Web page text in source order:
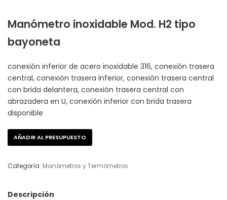
Manómetro inoxidable Mod. H2 tipo
bayoneta
conexión inferior de acero inoxidable 316, conexión trasera
central, conexión trasera inferior, conexión trasera central
con brida delantera, conexión trasera central con
abrazadera en U, conexión inferior con brida trasera
disponible
AÑADIR AL PRESUPUESTO
Categoría: Manómetros y Termómetros
Descripción